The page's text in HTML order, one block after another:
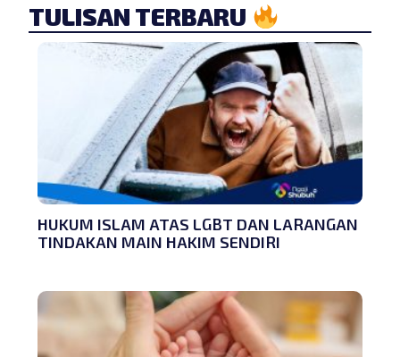
TULISAN TERBARU
HUKUM ISLAM ATAS LGBT DAN LARANGAN
TINDAKAN MAIN HAKIM SENDIRI